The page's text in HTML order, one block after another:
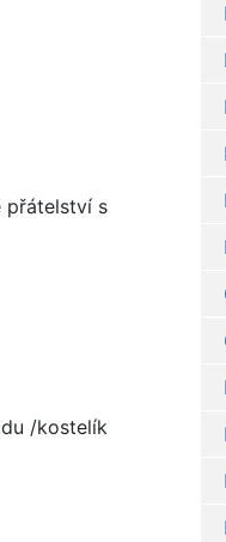
přátelství s
/kostelík